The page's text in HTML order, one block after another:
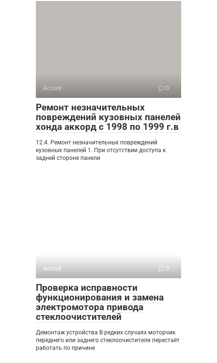
Accord 0
Ремонт незначительных
повреждений кузовных панелей
хонда аккорд с 1998 по 1999 г.в
12.4. Ремонт незначительных повреждений
кузовных панелей 1. При отсутствии доступа к
задней стороне панели
Accord 0
Проверка исправности
функционирования и замена
электромотора привода
стеклоочистителей
Демонтаж устройства В редких случаях моторчик
переднего или заднего стеклоочистителя перестаёт
работать по причине